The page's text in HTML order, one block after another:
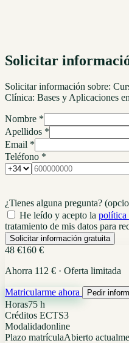
Solicitar
Solicitar información sobre:
Clínica: Bases y Aplicaciones
Nombre *
Apellidos *
Email *
Teléfono *
¿Tienes alguna pregunta?
He leído y acepto la política
tratamiento de mis datos para
Solicitar información gratuita
48 €160 €
Ahorra 112 € · Oferta limitada
Matricularme ahora Pedir
Horas75 h
Créditos ECTS3
Modalidadonline
Plazo matrículaAbierto